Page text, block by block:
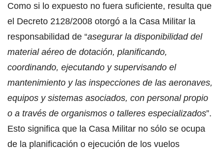
Como si lo expuesto no fuera suficiente, resulta que
el Decreto 2128/2008 otorgó a la Casa Militar la
responsabilidad de “asegurar la disponibilidad del
material aéreo de dotación, planificando,
coordinando, ejecutando y supervisando el
mantenimiento y las inspecciones de las aeronaves,
equipos y sistemas asociados, con personal propio
o a través de organismos o talleres especializados”.
Esto significa que la Casa Militar no sólo se ocupa
de la planificación o ejecución de los vuelos